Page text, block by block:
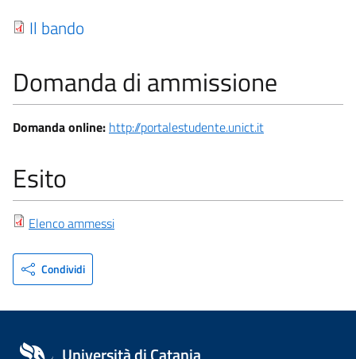
Il bando
Domanda di ammissione
Domanda online: http://portalestudente.unict.it
Esito
Elenco ammessi
Condividi